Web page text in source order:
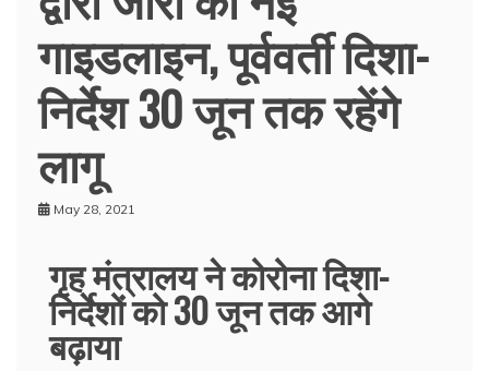
गाइडलाइन, पूर्ववर्ती दिशा-
निर्देश 30 जून तक रहेंगे
लागू
May 28, 2021
गृह मंत्रालय ने कोरोना दिशा-
निर्देशों को 30 जून तक आगे
बढ़ाया